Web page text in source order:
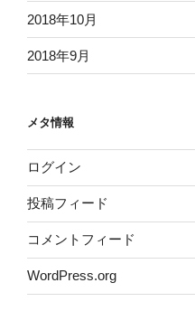
2018年10月
2018年9月
メタ情報
ログイン
投稿フィード
コメントフィード
WordPress.org